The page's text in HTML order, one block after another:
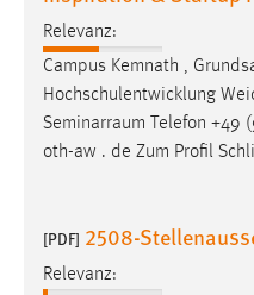
Hochschulentwicklung
Seminarraum
oth-aw . de Zum Profil
[PDF] 2508-
daran, dein theoretisches
Industrieumfeld
Gestaltungsspielraum
Facebook Pixel
Name:
_fbp
Anbieter:
Conversion-Tracking
Cookie Laufzeit: